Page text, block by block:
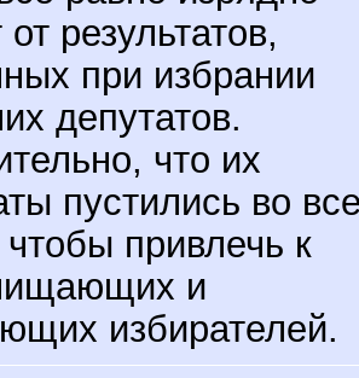
результатов,
при избрании
депутатов.
что их
пустились во
привлечь к
и
избирателей.